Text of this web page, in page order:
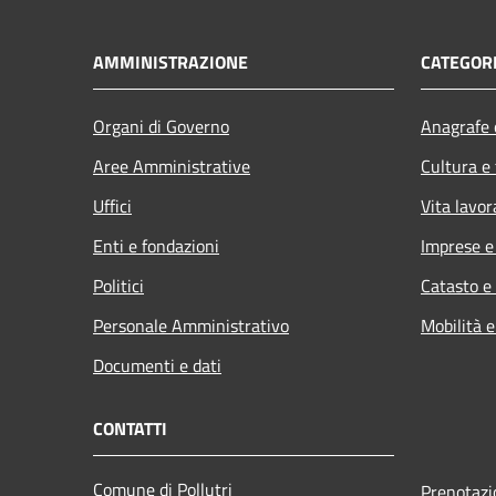
AMMINISTRAZIONE
Organi di Governo
Aree Amministrative
Uffici
Enti e fondazioni
Politici
Personale Amministrativo
Documenti e dati
Cultura
Vita
Imprese
Catasto
Mobilità
CONTATTI
Comune di Pollutri